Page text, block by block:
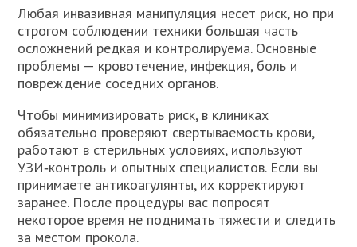
Любая инвазивная манипуляция несет риск, но при
строгом соблюдении техники большая часть
осложнений редкая и контролируема. Основные
проблемы — кровотечение, инфекция, боль и
повреждение соседних органов.
Чтобы минимизировать риск, в клиниках
обязательно проверяют свертываемость крови,
работают в стерильных условиях, используют
УЗИ‑контроль и опытных специалистов. Если вы
принимаете антикоагулянты, их корректируют
заранее. После процедуры вас попросят
некоторое время не поднимать тяжести и следить
за местом прокола.